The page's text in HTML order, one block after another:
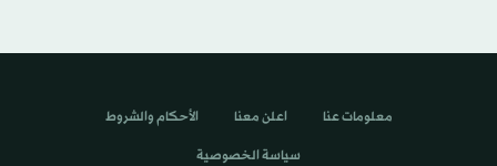
معلومات عنا اعلن معنا الأحكام والشروط
سياسة الخصوصية